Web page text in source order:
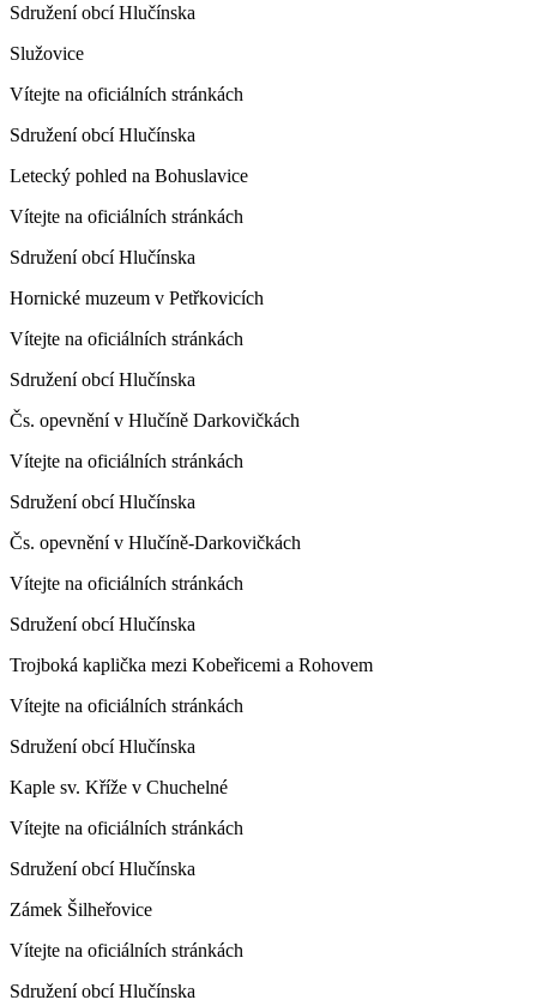
Sdružení obcí Hlučínska
Služovice
Vítejte na oficiálních stránkách
Sdružení obcí Hlučínska
Letecký pohled na Bohuslavice
Vítejte na oficiálních stránkách
Sdružení obcí Hlučínska
Hornické muzeum v Petřkovicích
Vítejte na oficiálních stránkách
Sdružení obcí Hlučínska
Čs. opevnění v Hlučíně Darkovičkách
Vítejte na oficiálních stránkách
Sdružení obcí Hlučínska
Čs. opevnění v Hlučíně-Darkovičkách
Vítejte na oficiálních stránkách
Sdružení obcí Hlučínska
Trojboká kaplička mezi Kobeřicemi a Rohovem
Vítejte na oficiálních stránkách
Sdružení obcí Hlučínska
Kaple sv. Kříže v Chuchelné
Vítejte na oficiálních stránkách
Sdružení obcí Hlučínska
Zámek Šilheřovice
Vítejte na oficiálních stránkách
Sdružení obcí Hlučínska